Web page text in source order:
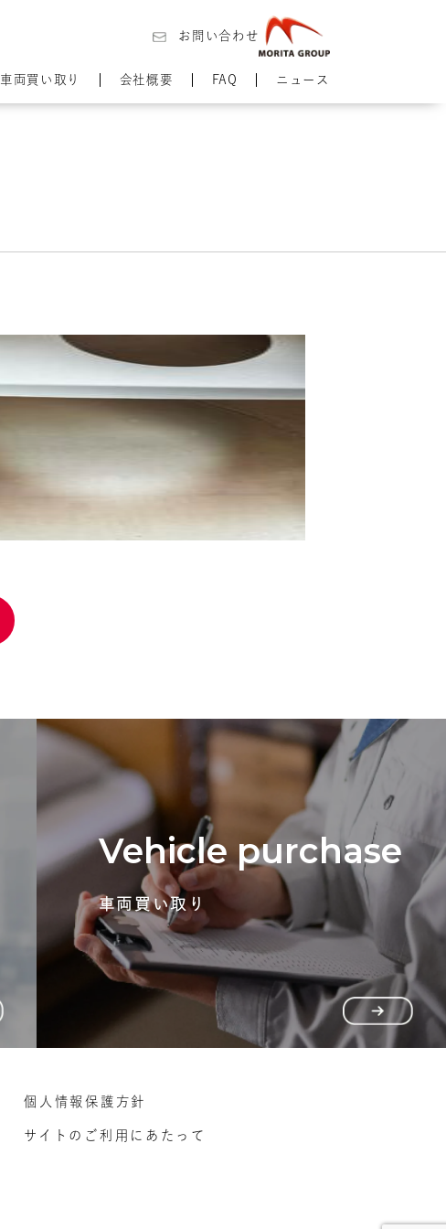
お問い合わせ
車両買い取り 会社概要 FAQ ニュース
Vehicle purchase
車両買い取り
個人情報保護方針
サイトのご利用にあたって